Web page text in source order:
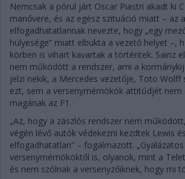
Nemcsak a pórul járt Oscar Piastri akadt ki
manővere, és az egész szituáció miatt – az
elfogadhatatlannak nevezte, hogy „egy
hülyesége” miatt elbukta a vezető helyet –,
körben is vihart kavartak a történtek. Sainz
nem működött a rendszer, ami a
jelzi nekik, a Mercedes vezetője, Toto Wolff
ezt, sem a versenymérnökök attitűdjét nem
magának az F1.
„Az, hogy a zászlós rendszer nem
végén lévő autók védekezni kezdtek Lewis
elfogadhatatlan” – fogalmazott.
versenymérnököktől is, olyanok, mint a
és nem szólnak a versenyzőiknek, hogy mi